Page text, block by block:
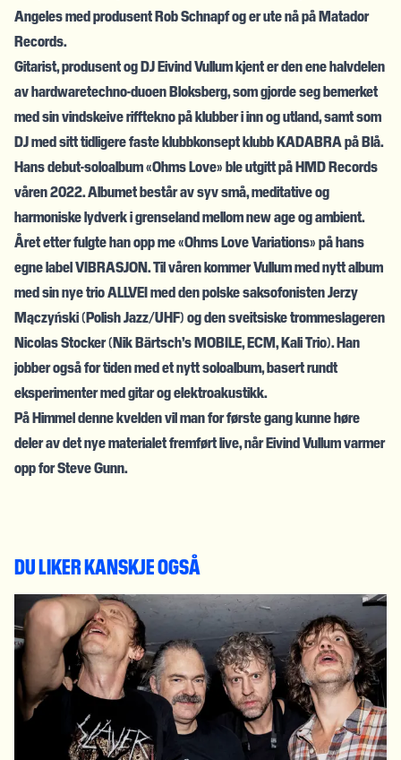
Angeles med produsent Rob Schnapf og er ute nå på Matador
Records.
Gitarist, produsent og DJ Eivind Vullum kjent er den ene halvdelen
av hardwaretechno-duoen Bloksberg, som gjorde seg bemerket
med sin vindskeive rifftekno på klubber i inn og utland, samt som
DJ med sitt tidligere faste klubbkonsept klubb KADABRA på Blå.
Hans debut-soloalbum «Ohms Love» ble utgitt på HMD Records
våren 2022. Albumet består av syv små, meditative og
harmoniske lydverk i grenseland mellom new age og ambient.
Året etter fulgte han opp me «Ohms Love Variations» på hans
egne label VIBRASJON. Til våren kommer Vullum med nytt album
med sin nye trio ALLVEI med den polske saksofonisten Jerzy
Mączyński (Polish Jazz/UHF) og den sveitsiske trommeslageren
Nicolas Stocker (Nik Bärtsch’s MOBILE, ECM, Kali Trio). Han
jobber også for tiden med et nytt soloalbum, basert rundt
eksperimenter med gitar og elektroakustikk.
På Himmel denne kvelden vil man for første gang kunne høre
deler av det nye materialet fremført live, når Eivind Vullum varmer
opp for Steve Gunn.
DU LIKER KANSKJE OGSÅ